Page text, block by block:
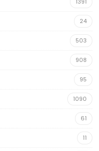
24
503
908
95
1090
61
11